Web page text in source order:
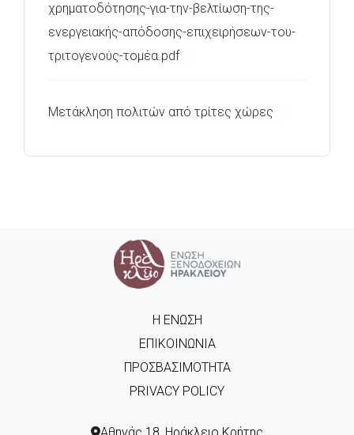
χρηματοδότησης-για-την-βελτίωση-της-
ενεργειακής-απόδοσης-επιχειρήσεων-του-
τριτογενούς-τομέα.pdf
Μετάκληση πολιτών από τρίτες χώρες
Η ΈΝΩΣΗ
ΕΠΙΚΟΙΝΩΝΊΑ
ΠΡΟΣΒΑΣΙΜΌΤΗΤΑ
PRIVACY POLICY